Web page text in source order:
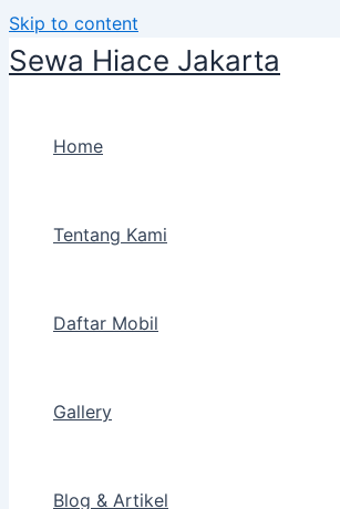
Skip to content
Sewa Hiace Jakarta
Home
Tentang Kami
Daftar Mobil
Gallery
Blog & Artikel